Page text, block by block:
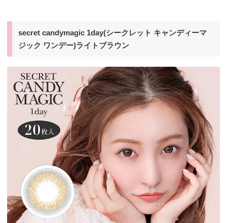
secret candymagic 1day(シークレット キャンディーマ
ジック ワンデー)ライトブラウン